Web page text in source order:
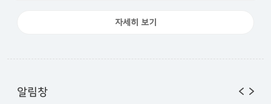
자세히 보기
알림창